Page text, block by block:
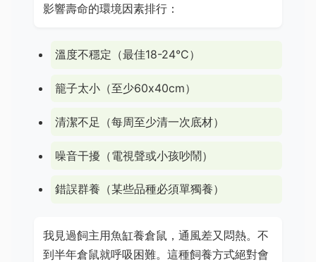
影響壽命的環境因素排行：
溫度不穩定（最佳18-24°C）
籠子太小（至少60x40cm）
清潔不足（每周至少清一次底材）
噪音干擾（電視聲或小孩吵鬧）
錯誤群養（某些品種必須單獨養）
我見過飼主用魚缸養倉鼠，通風差又悶熱。不
到半年倉鼠就呼吸困難。這種飼養方式絕對會